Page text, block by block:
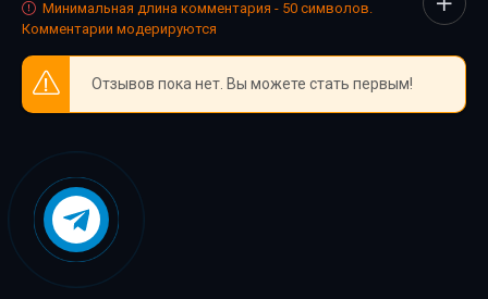
Глава_1426
Глава_1427
Глава_1430
Глава_1431
Глава_1432
Минимальная длина комментария - 50 символов.
Комментарии модерируются
Отзывов пока нет. Вы можете стать первым!